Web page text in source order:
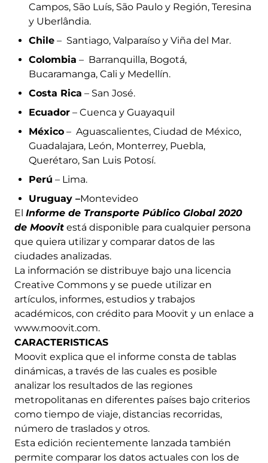
Campos, São Luís, São Paulo y Región, Teresina
y Uberlândia.
Chile – Santiago, Valparaíso y Viña del Mar.
Colombia – Barranquilla, Bogotá,
Bucaramanga, Cali y Medellín.
Costa Rica – San José.
Ecuador – Cuenca y Guayaquil
México – Aguascalientes, Ciudad de México,
Guadalajara, León, Monterrey, Puebla,
Querétaro, San Luis Potosí.
Perú – Lima.
Uruguay –Montevideo
El Informe de Transporte Público Global 2020
de Moovit está disponible para cualquier persona
que quiera utilizar y comparar datos de las
ciudades analizadas.
La información se distribuye bajo una licencia
Creative Commons y se puede utilizar en
artículos, informes, estudios y trabajos
académicos, con crédito para Moovit y un enlace a
www.moovit.com.
CARACTERISTICAS
Moovit explica que el informe consta de tablas
dinámicas, a través de las cuales es posible
analizar los resultados de las regiones
metropolitanas en diferentes países bajo criterios
como tiempo de viaje, distancias recorridas,
número de traslados y otros.
Esta edición recientemente lanzada también
permite comparar los datos actuales con los de